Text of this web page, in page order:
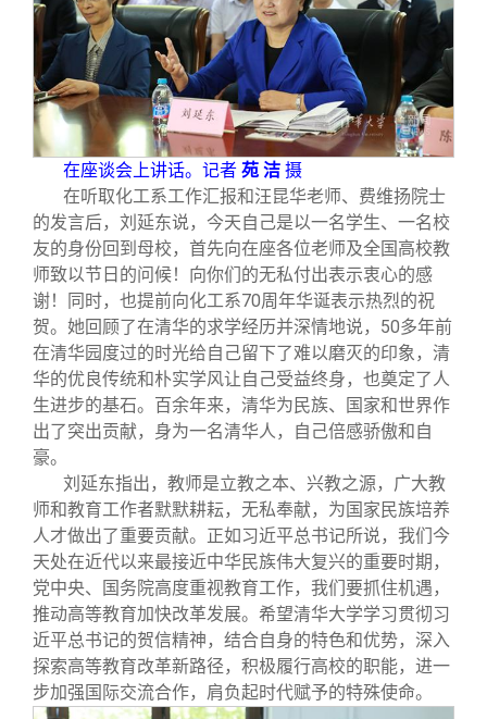
在座谈会上讲话。记者 苑 洁 摄
在听取化工系工作汇报和汪昆华老师、费维扬院士
的发言后，刘延东说，今天自己是以一名学生、一名校
友的身份回到母校，首先向在座各位老师及全国高校教
师致以节日的问候！向你们的无私付出表示衷心的感
谢！同时，也提前向化工系70周年华诞表示热烈的祝
贺。她回顾了在清华的求学经历并深情地说，50多年前
在清华园度过的时光给自己留下了难以磨灭的印象，清
华的优良传统和朴实学风让自己受益终身，也奠定了人
生进步的基石。百余年来，清华为民族、国家和世界作
出了突出贡献，身为一名清华人，自己倍感骄傲和自
豪。
刘延东指出，教师是立教之本、兴教之源，广大教
师和教育工作者默默耕耘，无私奉献，为国家民族培养
人才做出了重要贡献。正如习近平总书记所说，我们今
天处在近代以来最接近中华民族伟大复兴的重要时期，
党中央、国务院高度重视教育工作，我们要抓住机遇，
推动高等教育加快改革发展。希望清华大学学习贯彻习
近平总书记的贺信精神，结合自身的特色和优势，深入
探索高等教育改革新路径，积极履行高校的职能，进一
步加强国际交流合作，肩负起时代赋予的特殊使命。